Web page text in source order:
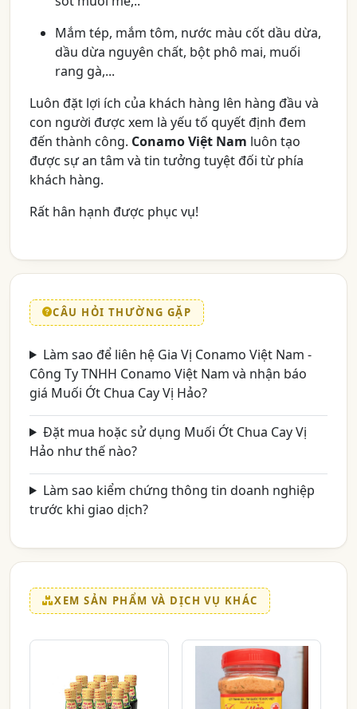
Mắm tép, mắm tôm, nước màu cốt dầu dừa,
dầu dừa nguyên chất, bột phô mai, muối
rang gà,...
Luôn đặt lợi ích của khách hàng lên hàng đầu và
con người được xem là yếu tố quyết định đem
đến thành công. Conamo Việt Nam luôn tạo
được sự an tâm và tin tưởng tuyệt đối từ phía
khách hàng.
Rất hân hạnh được phục vụ!
CÂU HỎI THƯỜNG GẶP
Làm sao để liên hệ Gia Vị Conamo Việt Nam -
Công Ty TNHH Conamo Việt Nam và nhận báo
giá Muối Ớt Chua Cay Vị Hảo?
Đặt mua hoặc sử dụng Muối Ớt Chua Cay Vị
Hảo như thế nào?
Làm sao kiểm chứng thông tin doanh nghiệp
trước khi giao dịch?
XEM SẢN PHẨM VÀ DỊCH VỤ KHÁC